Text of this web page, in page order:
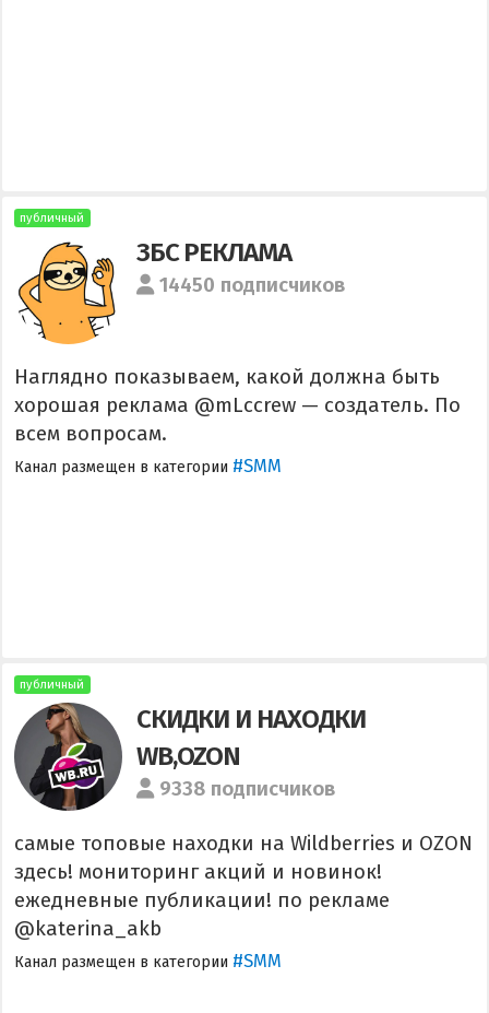
публичный
ЗБС РЕКЛАМА
14450 подписчиков
Наглядно показываем, какой должна быть
хорошая реклама @mLccrew — создатель. По
всем вопросам.
Канал размещен в категории #SMM
публичный
СКИДКИ И НАХОДКИ
WB,OZON
9338 подписчиков
самые топовые находки на Wildberries и OZON
здесь! мониторинг акций и новинок!
ежедневные публикации! по рекламе
@katerina_akb
Канал размещен в категории #SMM